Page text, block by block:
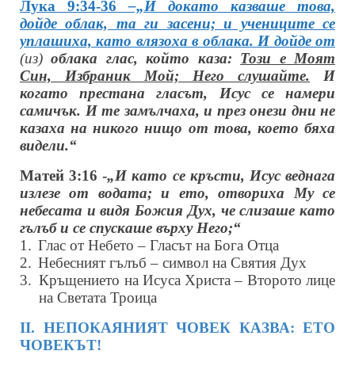
Лука 9:34-36–„И докато казваше това,
дойде облак, та ги засени; и учениците се
уплашиха, като влязоха в облака. И дойде от
(из) облака глас, който каза: Този е Моят
Син, Избраник Мой; Него слушайте. И
когато престана гласът, Исус се намери
самичък. И те замълчаха, и през онези дни не
казаха на никого нищо от това, което бяха
видели.“
Матей 3:16 -„И като се кръсти, Исус веднага
излезе от водата; и ето, отвориха Му се
небесата и видя Божия Дух, че слизаше като
гълъб и се спускаше върху Него;“
1. Глас от Небето – Гласът на Бога Отца
2. Небесният гълъб – символ на Святия Дух
3. Кръщението на Исуса Христа – Второто лице
на Светата Троица
ІІ. НЕПОКАЯНИЯТ ЧОВЕК КАЗВА: ЕТО
ЧОВЕКЪТ!